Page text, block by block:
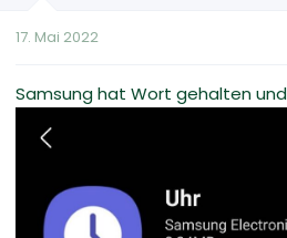
17. Mai 2022
Samsung hat Wort gehalten